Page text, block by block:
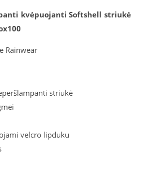
kvėpuojanti Softshell striukė
Rainwear
striukė
velcro lipduku